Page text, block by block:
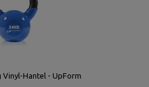
Vinyl-Hantel - UpForm